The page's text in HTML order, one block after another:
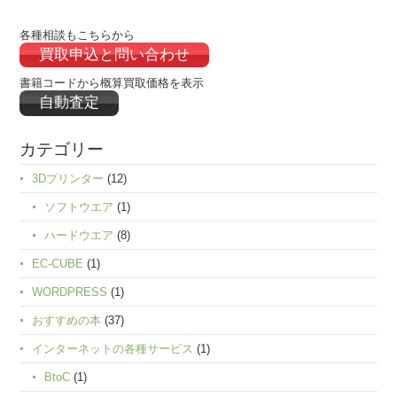
各種相談もこちらから
買取申込と問い合わせ
書籍コードから概算買取価格を表示
自動査定
カテゴリー
3Dプリンター (12)
ソフトウエア (1)
ハードウエア (8)
EC-CUBE (1)
WORDPRESS (1)
おすすめの本 (37)
インターネットの各種サービス (1)
BtoC (1)